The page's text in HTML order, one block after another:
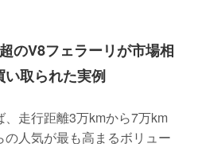
のV8フェラーリが市場相
取られた実例
走行距離3万kmから7万km
人気が最も高まるボリュー